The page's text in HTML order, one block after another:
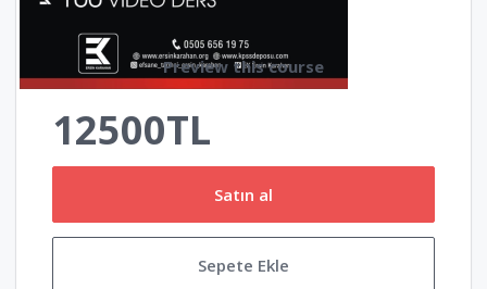
Preview this course
12500TL
Satın al
Sepete Ekle